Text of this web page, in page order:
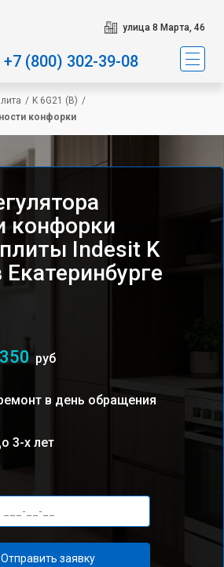
улица 8 Марта, 46
+7 (800) 302-39-08
/ K 6G21 (B) /
конфорки
конфорки
Indesit K
Екатеринбурге
руб
в день обращения
3-х лет
Отправить заявку